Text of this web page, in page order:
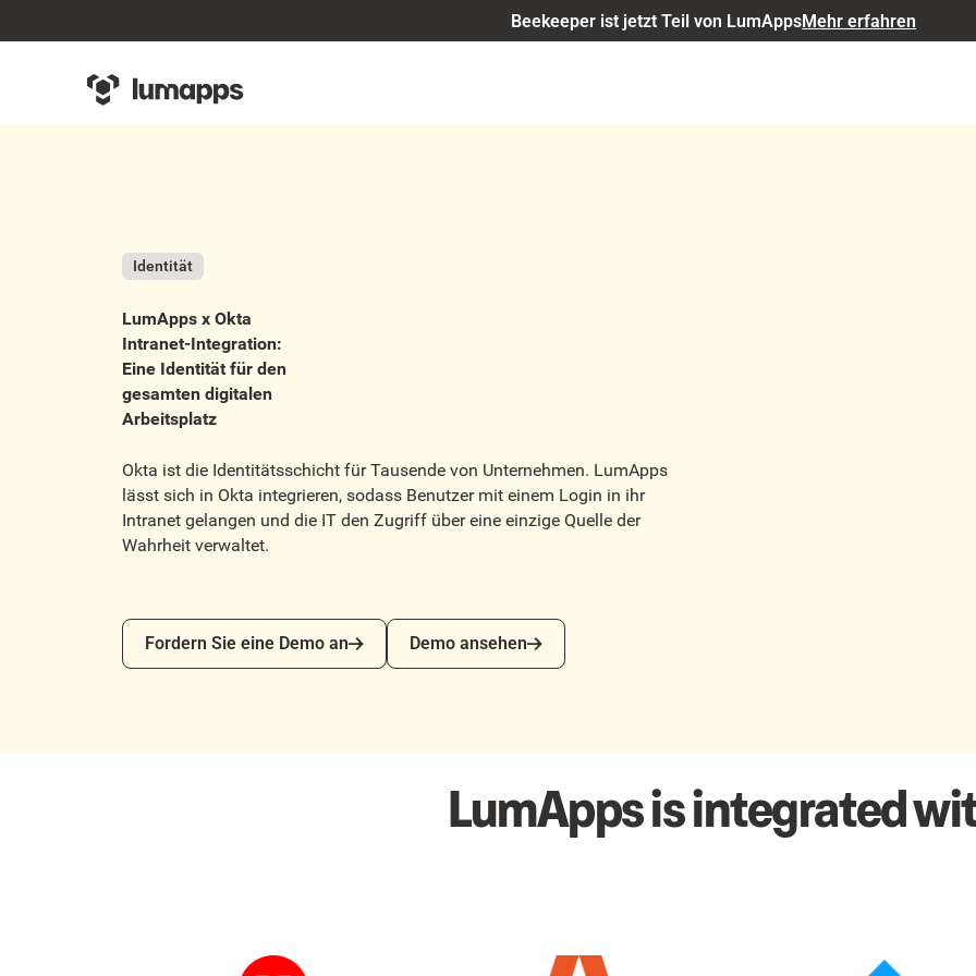
Beekeeper ist jetzt Teil von LumAppsMehr erfahren
Identität
LumApps x Okta
Intranet-Integration:
Eine Identität für den
gesamten digitalen
Arbeitsplatz
Okta ist die Identitätsschicht für Tausende von Unternehmen. LumApps
lässt sich in Okta integrieren, sodass Benutzer mit einem Login in ihr
Intranet gelangen und die IT den Zugriff über eine einzige Quelle der
Wahrheit verwaltet.
Fordern Sie eine Demo an
Fordern Sie eine Demo an
Demo ansehen
Demo ansehen
LumApps is integrated